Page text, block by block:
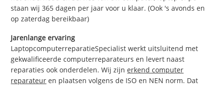
staan wij 365 dagen per jaar voor u klaar. (Ook 's avonds en
op zaterdag bereikbaar)
Jarenlange ervaring
LaptopcomputerreparatieSpecialist werkt uitsluitend met
gekwalificeerde computerreparateurs en levert naast
reparaties ook onderdelen. Wij zijnerkend computer
reparateur en plaatsen volgens de ISO en NEN norm. Dat